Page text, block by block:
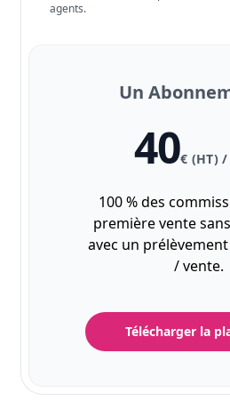
agents.
Un
40€ (HT)
100 % des
première vente
avec un prélèvement
/ vente.
Télécharger la